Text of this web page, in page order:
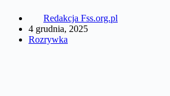
Redakcja Fss.org.pl
4 grudnia, 2025
Rozrywka